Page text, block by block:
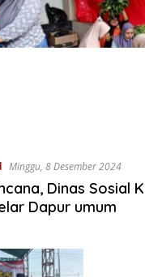
Minggu, 8 Desember 2024
Dinas Sosial
Dapur umum